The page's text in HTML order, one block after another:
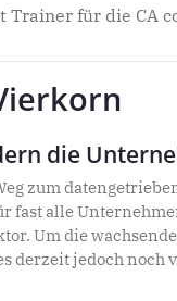
Trainer für die CA
die
zum
fast alle
Um die
derzeit jedoch noch